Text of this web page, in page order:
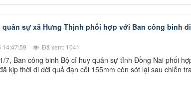
quân sự xã Hưng Thịnh phối hợp với Ban công binh
14:47:59 Đã xem: 1041
7, Ban công binh Bộ cỉ huy quân sự tỉnh Đồng Nai phối
kịp thời di dời quả đạn cối 155mm còn sót lại sau chiến